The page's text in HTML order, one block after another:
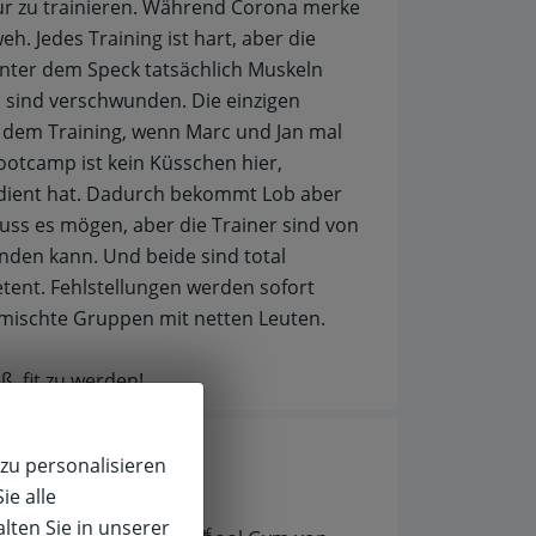
zu trainieren. Während Corona merke
Jedes Training ist hart, aber die
dem Speck tatsächlich Muskeln
verschwunden. Die einzigen
Training, wenn Marc und Jan mal
ist kein Küsschen hier,
hat. Dadurch bekommt Lob aber
es mögen, aber die Trainer sind von
kann. Und beide sind total
Fehlstellungen werden sofort
Gruppen mit netten Leuten.
fit zu werden!
personalisieren
alle
Sie in unserer